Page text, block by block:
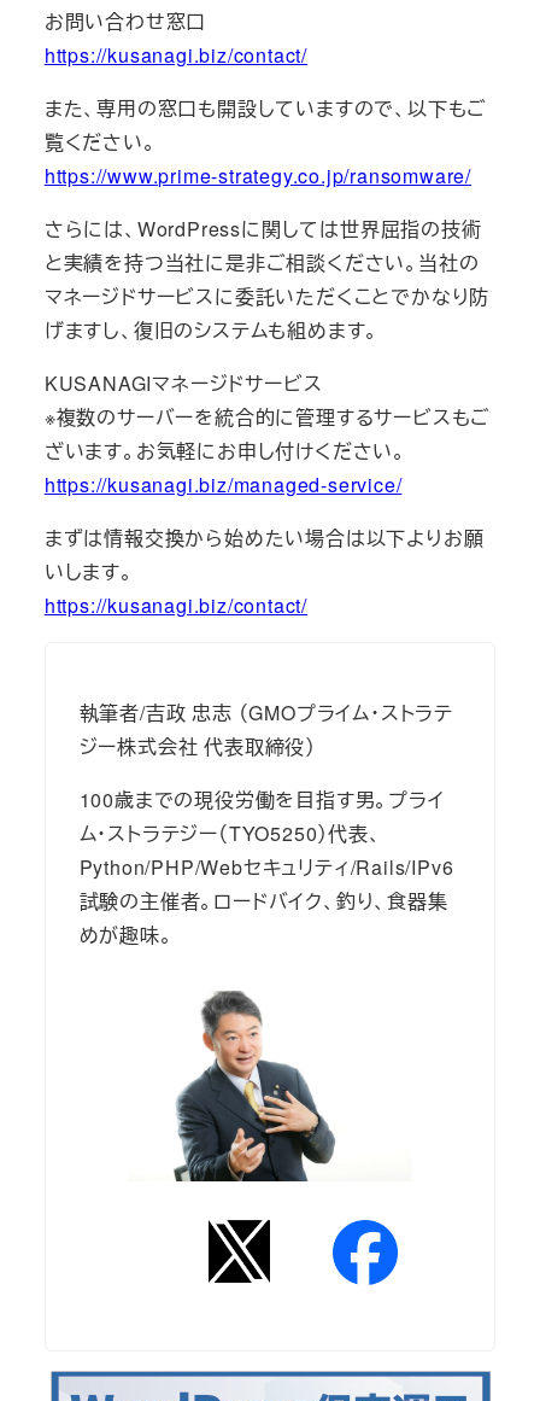
お問い合わせ窓口
https://kusanagi.biz/contact/
また、専用の窓口も開設していますので、以下もご
覧ください。
https://www.prime-strategy.co.jp/ransomware/
さらには、WordPressに関しては世界屈指の技術
と実績を持つ当社に是非ご相談ください。当社の
マネージドサービスに委託いただくことでかなり防
げますし、復旧のシステムも組めます。
KUSANAGIマネージドサービス
※複数のサーバーを統合的に管理するサービスもご
ざいます。お気軽にお申し付けください。
https://kusanagi.biz/managed-service/
まずは情報交換から始めたい場合は以下よりお願
いします。
https://kusanagi.biz/contact/
執筆者/吉政 忠志 （GMOプライム・ストラテ
ジー株式会社 代表取締役）
100歳までの現役労働を目指す男。プライ
ム・ストラテジー（TYO5250）代表、
Python/PHP/Webセキュリティ/Rails/IPv6
試験の主催者。ロードバイク、釣り、食器集
めが趣味。